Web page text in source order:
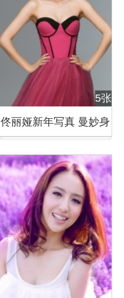
5张
佟丽娅新年写真 曼妙身